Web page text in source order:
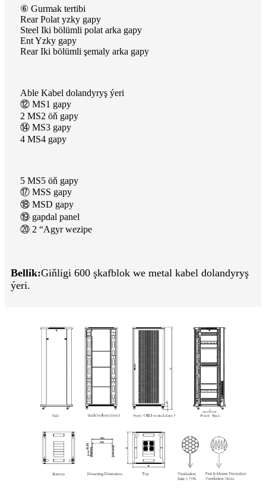
⑥ Gurmak tertibi
Rear Polat yzky gapy
Steel Iki bölümli polat arka gapy
Ent Yzky gapy
Rear Iki bölümli şemaly arka gapy
Able Kabel dolandyryş ýeri
⑫ MS1 gapy
2 MS2 öň gapy
⑭ MS3 gapy
4 MS4 gapy
5 MS5 öň gapy
⑰ MSS gapy
⑱ MSD gapy
⑲ gapdal panel
⑳ 2 “Agyr wezipe
Bellik:Giňligi 600 şkafblok we metal kabel dolandyryş
ýeri.